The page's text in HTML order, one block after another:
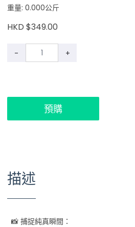
重量: 0.000公斤
HKD $349.00
- +
預購
描述
📸 捕捉純真瞬間：